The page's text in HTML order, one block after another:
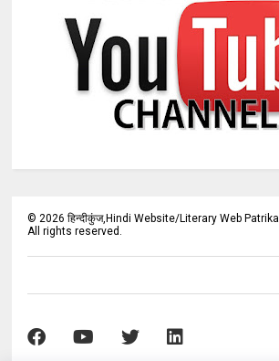
©2026 हिन्दीकुंज,Hindi Website/Literary Web Patrika
All rights reserved.